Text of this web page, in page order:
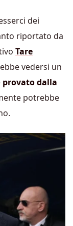
dei
riportato da
Tare
vedersi un
provato dalla
potrebbe